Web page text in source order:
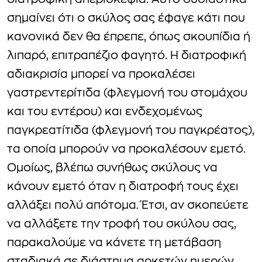
σημαίνει ότι ο σκύλος σας έφαγε κάτι που
κανονικά δεν θα έπρεπε, όπως σκουπίδια ή
λιπαρό, επιτραπέζιο φαγητό. Η διατροφική
αδιακρισία μπορεί να προκαλέσει
γαστρεντερίτιδα (φλεγμονή του στομάχου
και του εντέρου) και ενδεχομένως
παγκρεατίτιδα (φλεγμονή του παγκρέατος),
τα οποία μπορούν να προκαλέσουν εμετό.
Ομοίως, βλέπω συνήθως σκύλους να
κάνουν εμετό όταν η διατροφή τους έχει
αλλάξει πολύ απότομα. Έτσι, αν σκοπεύετε
να αλλάξετε την τροφή του σκύλου σας,
παρακαλούμε να κάνετε τη μετάβαση